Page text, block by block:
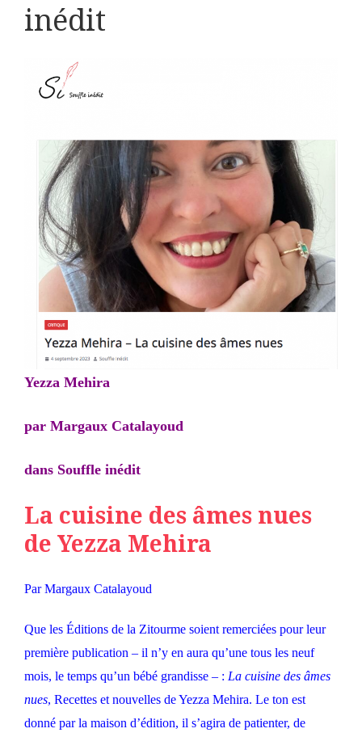
inédit
Yezza Mehira
par Margaux Catalayoud
dans Souffle inédit
La cuisine des âmes nues
de Yezza Mehira
Par Margaux Catalayoud
Que les Éditions de la Zitourme soient remerciées pour leur
première publication – il n’y en aura qu’une tous les neuf
mois, le temps qu’un bébé grandisse – : La cuisine des âmes
nues, Recettes et nouvelles de Yezza Mehira. Le ton est
donné par la maison d’édition, il s’agira de patienter, de